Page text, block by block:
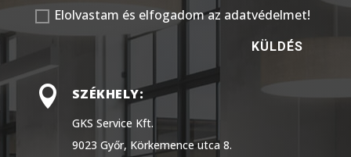
Elolvastam és elfogadom az adatvédelmet!
KÜLDÉS
 SZÉKHELY:
GKS Service Kft.
9023 Győr, Körkemence utca 8.